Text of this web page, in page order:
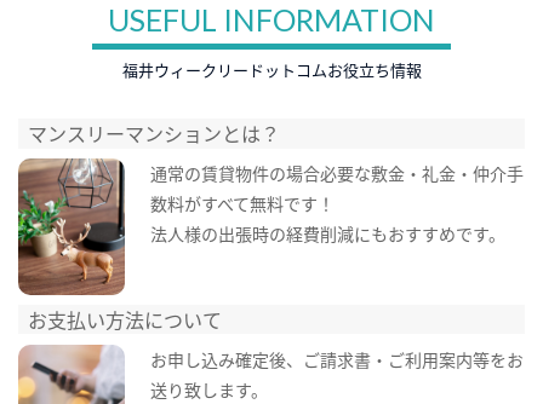
USEFUL INFORMATION
福井ウィークリードットコムお役立ち情報
マンスリーマンションとは？
通常の賃貸物件の場合必要な敷金・礼金・仲介手
数料がすべて無料です！
法人様の出張時の経費削減にもおすすめです。
お支払い方法について
お申し込み確定後、ご請求書・ご利用案内等をお
送り致します。